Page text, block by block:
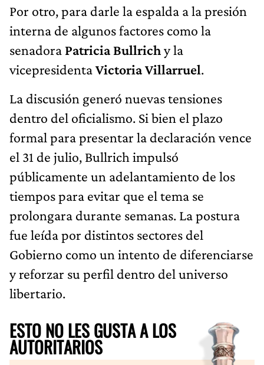
Por otro, para darle la espalda a la presión
interna de algunos factores como la
senadora Patricia Bullrichy la
vicepresidentaVictoria Villarruel.
La discusión generó nuevas tensiones
dentro del oficialismo. Si bien el plazo
formal para presentar la declaración vence
el 31 de julio, Bullrich impulsó
públicamente un adelantamiento de los
tiempos para evitar que el tema se
prolongara durante semanas. La postura
fue leída por distintos sectores del
Gobierno como un intento de diferenciarse
y reforzar su perfil dentro del universo
libertario.
ESTO NO LES GUSTA A LOS
AUTORITARIOS